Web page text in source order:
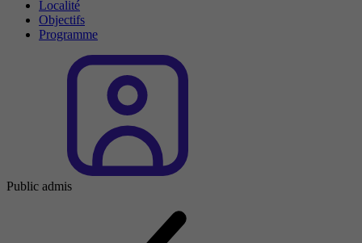
Localité
Objectifs
Programme
Public admis